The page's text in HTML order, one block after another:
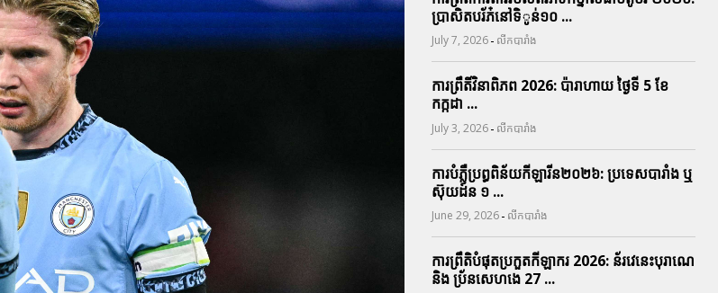
ប្រាសិតបរ័ភ៎នៅទិូន់១០ ...
July 7, 2026 - លីកបារាំង
ការព្រឹតិ៍វិនាពិភព 2026: ប៉ារាហាយ ថ្ងៃទី 5 ខែ
កក្កដា ...
July 3, 2026 - លីកបារាំង
ការបំភ្លឺប្រព្ធ​ពិន័យ​កីឡារីន​២០២៦: ប្រទេស​បារាំង​ ឬ​
ស៊ុយដ៍ន​ ១ ...
June 29, 2026 - លីកបារាំង
ការព្រឹតិបំផុតប្រកួតកីឡាករ 2026: ន័រវេនេះបុរាណេ
និង ប្រ័នសេហងេ 27 ...